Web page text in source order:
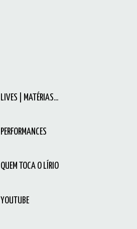
LIVES | MATÉRIAS...
PERFORMANCES
QUEM TOCA O LÍRIO
YOUTUBE